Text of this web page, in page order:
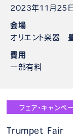
フェア・キャンペ
Trumpet Fair
2023年11月25
会場
オリエント楽器
費用
一部有料